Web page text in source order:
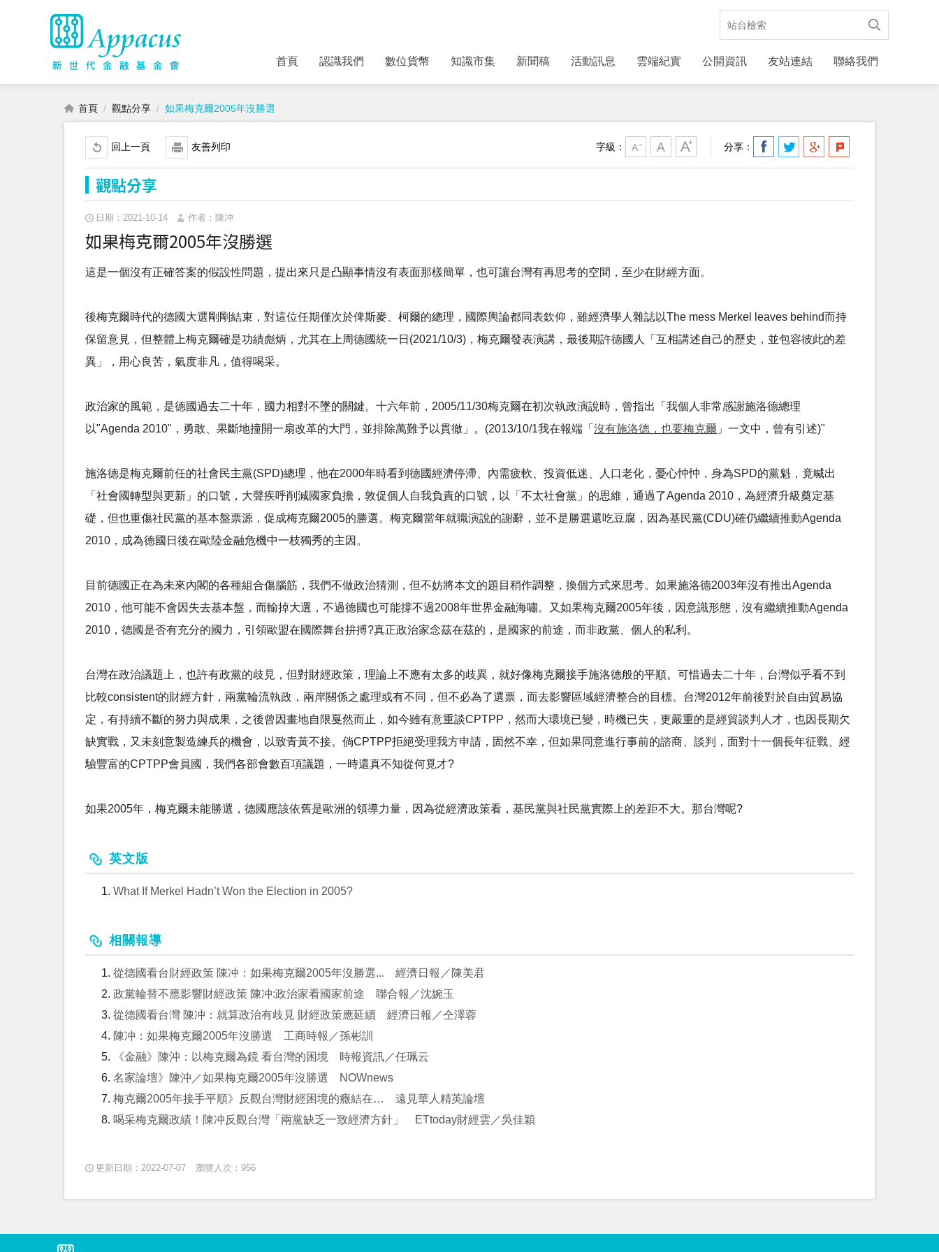
首頁 認識我們 數位貨幣 知識市集 新聞稿 活動訊息 雲端紀實 公開資訊 友站連結 聯絡我們
首頁 觀點分享 如果梅克爾2005年沒勝選
回上一頁 友善列印 字級： 分享：
觀點分享
日期：2021-10-14 作者：陳冲
如果梅克爾2005年沒勝選
這是一個沒有正確答案的假設性問題，提出來只是凸顯事情沒有表面那樣簡單，也可讓台灣有再思考的空間，至少在財經方面。
後梅克爾時代的德國大選剛剛結束，對這位任期僅次於俾斯麥、柯爾的總理，國際輿論都同表欽仰，雖經濟學人雜誌以The mess Merkel leaves behind而持
保留意見，但整體上梅克爾確是功績彪炳，尤其在上周德國統一日(2021/10/3)，梅克爾發表演講，最後期許德國人「互相講述自己的歷史，並包容彼此的差
異」，用心良苦，氣度非凡，值得喝采。
政治家的風範，是德國過去二十年，國力相對不墜的關鍵。十六年前，2005/11/30梅克爾在初次執政演說時，曾指出「我個人非常感謝施洛德總理
以"Agenda 2010"，勇敢、果斷地撞開一扇改革的大門，並排除萬難予以貫徹」。(2013/10/1我在報端「 沒有施洛德，也要梅克爾 」一文中，曾有引述)"
施洛德是梅克爾前任的社會民主黨(SPD)總理，他在2000年時看到德國經濟停滯、內需疲軟、投資低迷、人口老化，憂心忡忡，身為SPD的黨魁，竟喊出
「社會國轉型與更新」的口號，大聲疾呼削減國家負擔，敦促個人自我負責的口號，以「不太社會黨」的思維，通過了Agenda 2010，為經濟升級奠定基
礎，但也重傷社民黨的基本盤票源，促成梅克爾2005的勝選。梅克爾當年就職演說的謝辭，並不是勝選還吃豆腐，因為基民黨(CDU)確仍繼續推動Agenda
2010，成為德國日後在歐陸金融危機中一枝獨秀的主因。
目前德國正在為未來內閣的各種組合傷腦筋，我們不做政治猜測，但不妨將本文的題目稍作調整，換個方式來思考。如果施洛德2003年沒有推出Agenda
2010，他可能不會因失去基本盤，而輸掉大選，不過德國也可能撐不過2008年世界金融海嘯。又如果梅克爾2005年後，因意識形態，沒有繼續推動Agenda
2010，德國是否有充分的國力，引領歐盟在國際舞台拚搏?真正政治家念茲在茲的，是國家的前途，而非政黨、個人的私利。
台灣在政治議題上，也許有政黨的歧見，但對財經政策，理論上不應有太多的歧異，就好像梅克爾接手施洛德般的平順。可惜過去二十年，台灣似乎看不到
比較consistent的財經方針，兩黨輪流執政，兩岸關係之處理或有不同，但不必為了選票，而去影響區域經濟整合的目標。台灣2012年前後對於自由貿易協
定，有持續不斷的努力與成果，之後曾因畫地自限戛然而止，如今雖有意重談CPTPP，然而大環境已變，時機已失，更嚴重的是經貿談判人才，也因長期欠
缺實戰，又未刻意製造練兵的機會，以致青黃不接。倘CPTPP拒絕受理我方申請，固然不幸，但如果同意進行事前的諮商、談判，面對十一個長年征戰、經
驗豐富的CPTPP會員國，我們各部會數百項議題，一時還真不知從何覓才?
如果2005年，梅克爾未能勝選，德國應該依舊是歐洲的領導力量，因為從經濟政策看，基民黨與社民黨實際上的差距不大。那台灣呢?
英文版
What If Merkel Hadn’t Won the Election in 2005?
相關報導
從德國看台財經政策 陳冲：如果梅克爾2005年沒勝選... 經濟日報／陳美君
政黨輪替不應影響財經政策 陳冲:政治家看國家前途 聯合報／沈婉玉
從德國看台灣 陳冲：就算政治有歧見 財經政策應延續 經濟日報／仝澤蓉
陳冲：如果梅克爾2005年沒勝選 工商時報／孫彬訓
《金融》陳沖：以梅克爾為鏡 看台灣的困境 時報資訊／任珮云
名家論壇》陳沖／如果梅克爾2005年沒勝選 NOWnews
梅克爾2005年接手平順》反觀台灣財經困境的癥結在… 遠見華人精英論壇
喝采梅克爾政績！陳冲反觀台灣「兩黨缺乏一致經濟方針」 ETtoday財經雲／吳佳穎
更新日期：2022-07-07 瀏覽人次：956